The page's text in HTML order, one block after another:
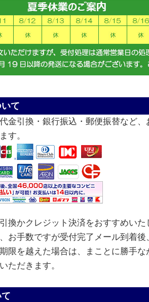
て
金引換・銀行振込・郵便振替など
す。
換かクレジット決済をおすすめいた
お手数ですが受付完了メール到着後
限を越えた場合は、まことに勝手な
ただきます。